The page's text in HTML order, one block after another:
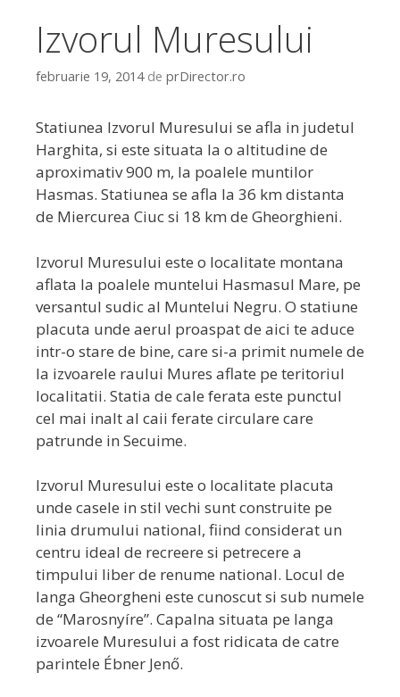
Izvorul Muresului
februarie 19, 2014 de prDirector.ro
Statiunea Izvorul Muresului se afla in judetul
Harghita, si este situata la o altitudine de
aproximativ 900 m, la poalele muntilor
Hasmas. Statiunea se afla la 36 km distanta
de Miercurea Ciuc si 18 km de Gheorghieni.
Izvorul Muresului este o localitate montana
aflata la poalele muntelui Hasmasul Mare, pe
versantul sudic al Muntelui Negru. O statiune
placuta unde aerul proaspat de aici te aduce
intr-o stare de bine, care si-a primit numele de
la izvoarele raului Mures aflate pe teritoriul
localitatii. Statia de cale ferata este punctul
cel mai inalt al caii ferate circulare care
patrunde in Secuime.
Izvorul Muresului este o localitate placuta
unde casele in stil vechi sunt construite pe
linia drumului national, fiind considerat un
centru ideal de recreere si petrecere a
timpului liber de renume national. Locul de
langa Gheorgheni este cunoscut si sub numele
de “Marosnyíre”. Capalna situata pe langa
izvoarele Muresului a fost ridicata de catre
parintele Ébner Jenő.